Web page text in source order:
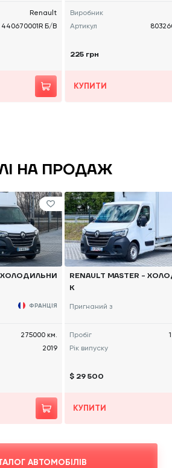
Renault
440670001R Б/В
Виробник
Артикул
225 грн
КУПИТИ
НА ПРОДАЖ
- ХОЛОДИЛЬНИ
ФРАНЦІЯ
275000 км.
2019
RENAULT MASTER -
К
Пригнаний з
Пробіг
Рік випуску
$ 29 500
КУПИТИ
АВТОМОБІЛІВ